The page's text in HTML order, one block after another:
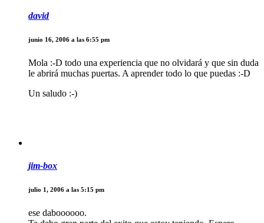
david
junio 16, 2006 a las 6:55 pm
Mola :-D todo una experiencia que no olvidará y que sin duda
le abrirá muchas puertas. A aprender todo lo que puedas :-D
Un saludo :-)
jim-box
julio 1, 2006 a las 5:15 pm
ese daboooooo.